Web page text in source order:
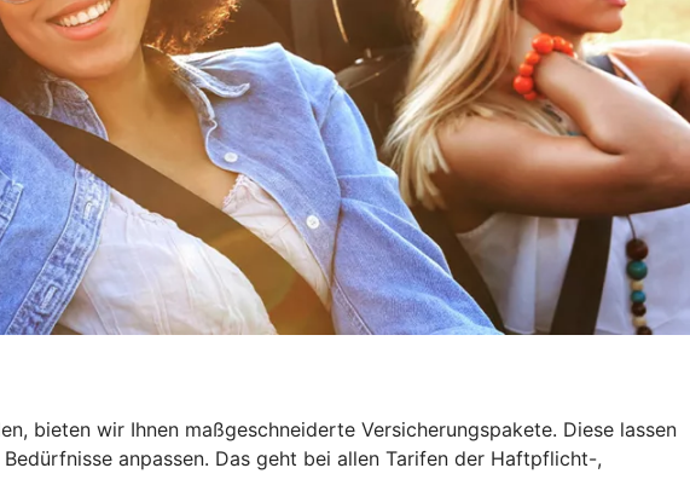
bieten wir Ihnen maßgeschneiderte Versicherungspakete. Diese lassen
anpassen. Das geht bei allen Tarifen der Haftpflicht-,